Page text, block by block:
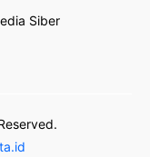
Siber